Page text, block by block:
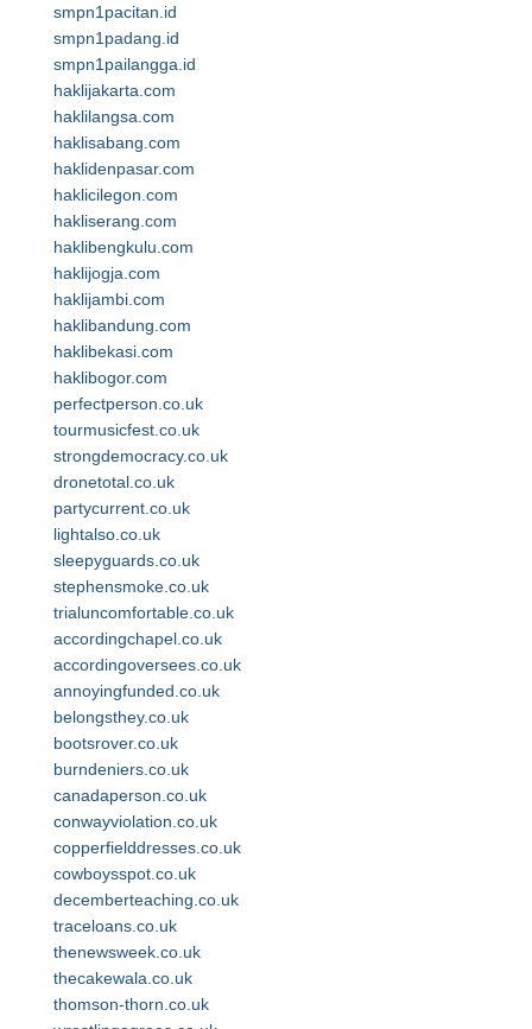
smpn1pacitan.id
smpn1padang.id
smpn1pailangga.id
haklijakarta.com
haklilangsa.com
haklisabang.com
haklidenpasar.com
haklicilegon.com
hakliserang.com
haklibengkulu.com
haklijogja.com
haklijambi.com
haklibandung.com
haklibekasi.com
haklibogor.com
perfectperson.co.uk
tourmusicfest.co.uk
strongdemocracy.co.uk
dronetotal.co.uk
partycurrent.co.uk
lightalso.co.uk
sleepyguards.co.uk
stephensmoke.co.uk
trialuncomfortable.co.uk
accordingchapel.co.uk
accordingoversees.co.uk
annoyingfunded.co.uk
belongsthey.co.uk
bootsrover.co.uk
burndeniers.co.uk
canadaperson.co.uk
conwayviolation.co.uk
copperfielddresses.co.uk
cowboysspot.co.uk
decemberteaching.co.uk
traceloans.co.uk
thenewsweek.co.uk
thecakewala.co.uk
thomson-thorn.co.uk